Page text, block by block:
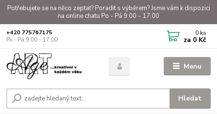
Potřebujete se na něco zeptat? Poradit s výběrem? Jsme vám k dispozici
na online chatu Po - Pá 9.00 - 17.00
Menu
Hledat
+420 775767175
Po - Pá 9.00 - 17.00
0 ks
za 0 Kč